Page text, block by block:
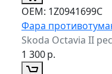
ОЕМ: 1Z0941699C
Фара
Skoda Octavia II
1 300р.